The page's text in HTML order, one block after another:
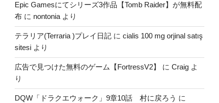
Epic Gamesにてシリーズ3作品【Tomb Raider】が無料配
布 に nontonia より
テラリア(Terraria )プレイ日記 に cialis 100 mg orjinal satış
sitesi より
広告で見つけた無料のゲーム【FortressV2】 に Craig よ
り
DQW「ドラクエウォーク」9章10話 村に戻ろう に